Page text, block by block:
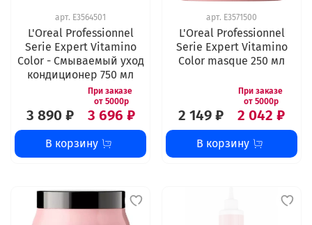
арт. E3564501
L'Oreal Professionnel
Serie Expert Vitamino
Color - Смываемый уход
кондиционер 750 мл
3 890 ₽ 3 696 ₽
В корзину
арт. E3571500
L'Oreal Professionnel
Serie Expert Vitamino
Color masque 250 мл
2 149 ₽ 2 042 ₽
В корзину